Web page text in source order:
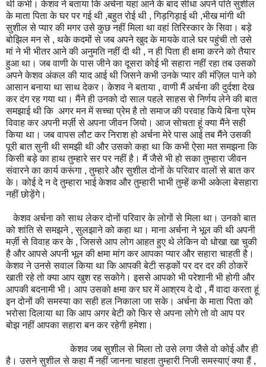
थी कभी। केशव ने बताया कि अर्चना यहां आने के बाद सीधा अपने पति सुशील
के माता पिता के घर पर गई थी ,बहुत रोई थी , गिड़गिड़ाई थी ,भीख मांगी थी
सुशील से प्यार की मगर उसे कुछ नहीं मिला था वहां तिरिस्कार के सिवा। बड़े
बोझिल मन से , थके कदमों से जब अपने खुद के मायके वाले घर पहुंची तो उसे
मां ने भी भीतर आने की अनुमति नहीं दी थी , न ही पिता ही क्षमा करने को तैयार
हुआ था। जब वाणी के पास जीने का दूसरा कोई भी सहारा नहीं रहा तब उसको
अपने केशव अंकल की याद आई थी जिसने कभी उनके प्यार की मंज़िल पाने को
आसान बनाया था साथ देकर। केशव ने बताया , वाणी मैं अर्चना की दुर्दशा देख
कर दंग रह गया था। मैंने ही उनको दो साल पहले साहस से निर्णय लेने की बात
समझाई थी कि अगर मन में सच्चा प्रेम है तो समाज की परवाह किये बिना प्रेम
विवाह कर अपनी मर्ज़ी से अपना जीवन जियो। आज सोचता हूं क्या मैंने सही
किया था। जब वापस लौट कर निराश हो अर्चना मेरे पास आई तब मैंने उसकी
पूरी बात सुनी थी समझी थी और उसको कहा था कि कभी ऐसा मत समझना कि
किसी बड़े का हाथ तुम्हारे सर पर नहीं है। मैं जैसे भी हो सका तुम्हारा जीवन
संवारने का कार्य करूंगा , तुम्हारे और सुशील दोनों के परिवार वालों से बात कर
के। कोई दे न दे तुम्हारा भाई केशव और तुम्हारी भाभी तुम्हें कभी अकेला बेसहारा
नहीं छोड़ेंगे।
केशव अर्चना को साथ लेकर दोनों परिवार के लोगों से मिला था। उनको बात
को शांति से समझने , सुलझाने को कहा था। माना अर्चना ने भूल की थी अपनी
मर्ज़ी से विवाह कर के , जिससे आप लोग आहत हुए थे लेकिन वो धोखा खा चुकी
है और आपसे अपनी भूल की क्षमा मांग कर आपका प्यार और सहारा चाहती है।
केशव ने उनसे सवाल किया था कि आपकी बेटी सड़कों पर दर दर की ठोकरें
खाती रहे तो क्या आप खुश रह सकोगे। इससे आपको भी परेशानी भी होगी और
आपकी बदनामी भी। आप उसको क्षमा कर घर में आश्रय दे दो , मैं वादा करता हूं
इन दोनों की समस्या का सही हल निकाला जा सके। अर्चना के माता पिता को
भरोसा दिलाया था कि आप अगर बेटी को फिर से अपना लोगे तो वो आप पर
बोझ नहीं आपका सहारा बन कर रहेगी हमेशा।
केशव जब सुशील से मिला तो उसे लगा जैसे वो कोई और ही
है। उसने सुशील से कहा मैं नहीं जानना चाहता तुम्हारी निजी समस्याएं क्या हैं ,